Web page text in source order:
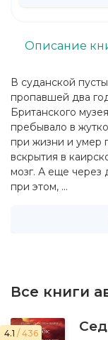
В суданской
пропавшей два
Британского
пребывало в
при жизни и умер
вскрытия в
мозг. А еще через
при этом, ...
Описание
Все книги
4.1 / 436